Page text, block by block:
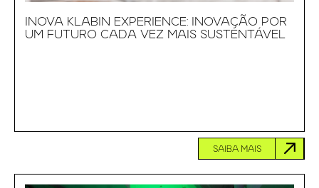
INOVA KLABIN EXPERIENCE: INOVAÇÃO POR
UM FUTURO CADA VEZ MAIS SUSTENTÁVEL
SAIBA MAIS